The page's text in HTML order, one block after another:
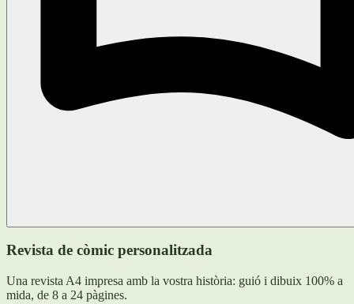
Revista de còmic personalitzada
Una revista A4 impresa amb la vostra història: guió i dibuix 100% a
mida, de 8 a 24 pàgines.